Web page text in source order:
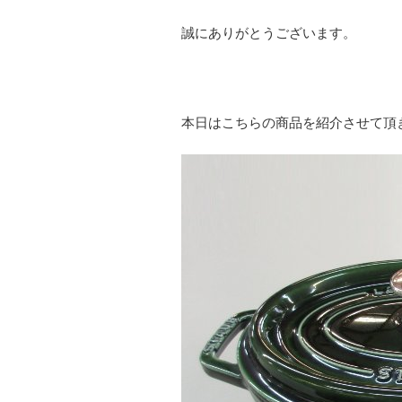
誠にありがとうございます。
本日はこちらの商品を紹介させて頂